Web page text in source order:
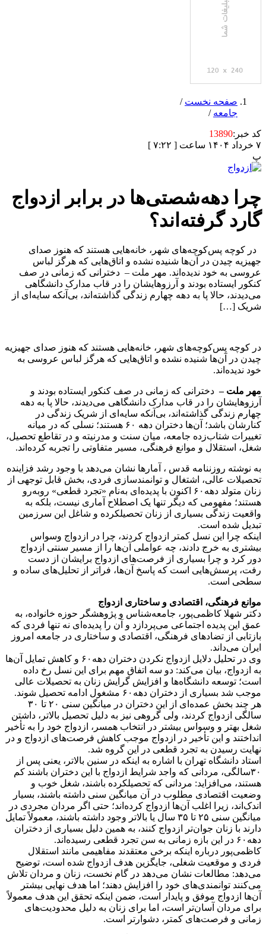
صفحه نخست /
جامعه /
کد خبر:13890
۷ خرداد ۱۴۰۴ ساعت [ ۷:۲۲ ]
پ
چرا دهه‌شصتی‌ها در برابر ازدواج
گارد گرفته‌اند؟
در کوچه ‌پس‌کوچه‌های شهر، خانه‌هایی هستند که هنوز صدای
جهیزیه ‌چیدن در آن‌ها شنیده نشده و اتاق‌هایی که هرگز لباس
عروسی به خود ندیده‌اند. مهر ملت – دخترانی که زمانی در صف
کنکور ایستاده بودند و آرزوهایشان را در قاب مدارک دانشگاهی
می‌دیدند، حالا پا به دهه چهارم زندگی گذاشته‌اند، بی‌آنکه سایه‌ای از
شریک […]
در کوچه ‌پس‌کوچه‌های شهر، خانه‌هایی هستند که هنوز صدای جهیزیه
‌چیدن در آن‌ها شنیده نشده و اتاق‌هایی که هرگز لباس عروسی به
خود ندیده‌اند.
مهر ملت –دخترانی که زمانی در صف کنکور ایستاده بودند و
آرزوهایشان را در قاب مدارک دانشگاهی می‌دیدند، حالا پا به دهه
چهارم زندگی گذاشته‌اند، بی‌آنکه سایه‌ای از شریک زندگی در
کنارشان باشد؛ آن‌ها دختران دهه ۶۰ هستند؛ نسلی که در میانه
تغییرات شتاب‌زده جامعه، میان سنت و مدرنیته و در تقاطع تحصیل،
شغل، استقلال و موانع فرهنگی، مسیر متفاوتی را تجربه کرده‌اند.
به نوشته روزننامه قدس ، آمارها نشان می‌دهد با وجود رشد فزاینده
تحصیلات عالی، اشتغال و توانمندسازی فردی، بخش قابل توجهی از
زنان متولد دهه۶۰ اکنون با پدیده‌ای به‌نام «تجرد قطعی» روبه‌رو
هستند؛ مفهومی که دیگر تنها یک اصطلاح آماری نیست، بلکه به
واقعیت زندگی بسیاری از زنان تحصیلکرده و شاغل این سرزمین
تبدیل شده است.
اینکه چرا این نسل کمتر ازدواج کردند، چرا در ازدواج وسواس
بیشتری به خرج دادند، چه عواملی آن‌ها را از مسیر سنتی ازدواج
دور کرد و چرا بسیاری از فرصت‌های ازدواج برایشان از دست
رفت، پرسش‌هایی است که پاسخ آن‌ها، فراتر از تحلیل‌های ساده و
سطحی است.
موانع فرهنگی، اقتصادی و ساختاری ازدواج
دکتر شهلا کاظمی‌پور، جامعه‌شناس و پژوهشگر حوزه خانواده، به
عمق این پدیده اجتماعی می‌پردازد و آن را پدیده‌ای نه‌ تنها فردی که
بازتابی از تضادهای فرهنگی، اقتصادی و ساختاری در جامعه امروز
ایران می‌داند.
وی در تحلیل دلایل ازدواج نکردن دختران دهه۶۰ و کاهش تمایل آن‌ها
به ازدواج، بیان می‌کند: دو سه اتفاق مهم برای این نسل رخ داده
است؛ توسعه دانشگاه‌ها و افزایش گرایش زنان به تحصیلات عالی
موجب شد بسیاری از دختران دهه۶۰ مشغول ادامه تحصیل شوند.
هر چند بخش عمده‌ای از این دختران در میانگین سنی ۲۰ تا ۳۰
سالگی ازدواج کردند، ولی گروهی نیز به دلیل تحصیل بالاتر، داشتن
شغل بهتر و وسواس بیشتر در انتخاب همسر، ازدواج خود را به تأخیر
انداختند و این تأخیر در ازدواج موجب کاهش فرصت‌های ازدواج و در
نهایت رسیدن به تجرد قطعی در این گروه شد.
استاد دانشگاه تهران با اشاره به اینکه در سنین بالاتر، یعنی پس از
۳۰سالگی، مردانی که واجد شرایط ازدواج با این دختران باشند کم
هستند، می‌افزاید: مردانی که تحصیلکرده باشند، شغل خوب و
وضعیت اقتصادی مطلوب در آن میانگین سنی داشته باشند، بسیار
اندک‌اند، زیرا اغلب آن‌ها ازدواج کرده‌اند؛ حتی اگر مردان مجردی در
میانگین سنی ۲۵ تا ۳۵ سال یا بالاتر وجود داشته باشند، معمولاً تمایل
دارند با زنان جوان‌تر ازدواج کنند، به همین دلیل بسیاری از دختران
دهه۶۰ در این بازه زمانی به سن تجرد قطعی رسیده‌اند.
کاظمی‌پور درباره اینکه برخی معتقدند مفاهیمی مانند استقلال
فردی و موقعیت شغلی، جایگزین هدف ازدواج شده است، توضیح
می‌دهد: مطالعات نشان می‌دهد در گام نخست، زنان و مردان تلاش
می‌کنند توانمندی‌های خود را افزایش دهند؛ اما هدف نهایی بیشتر
آن‌ها ازدواج موفق و پایدار است، ضمن اینکه تحقق این هدف معمولاً
برای مردان آسان‌تر است، اما برای زنان به دلیل محدودیت‌های
زمانی و فرصت‌های کمتر، دشوارتر است.